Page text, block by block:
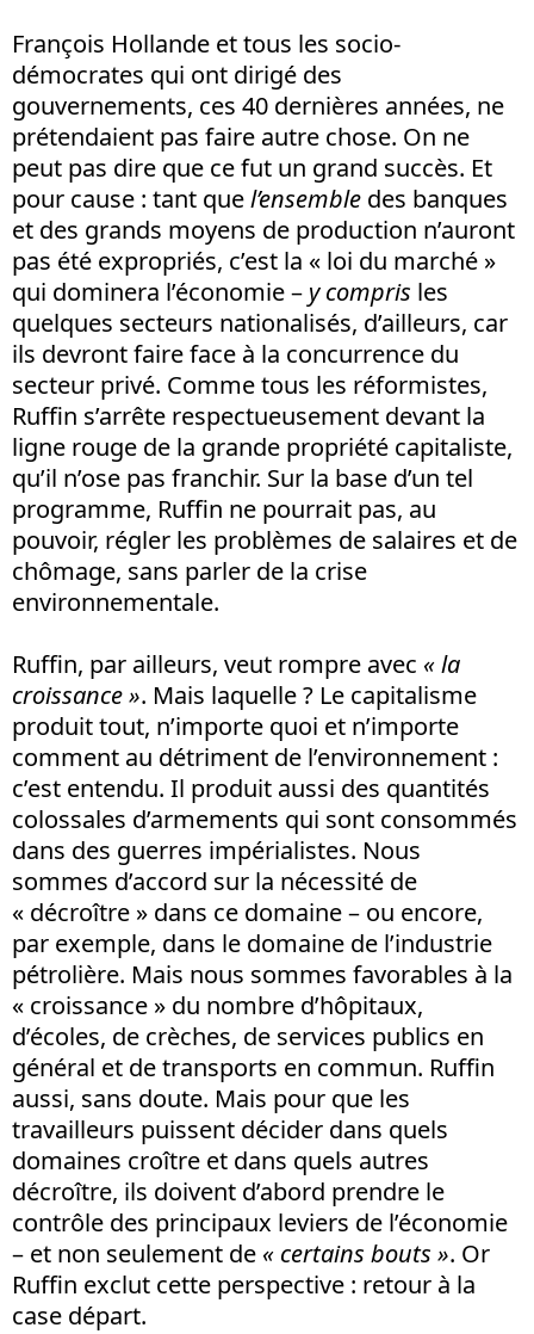
François Hollande et tous les socio-
démocrates qui ont dirigé des
gouvernements, ces 40 dernières années, ne
prétendaient pas faire autre chose. On ne
peut pas dire que ce fut un grand succès. Et
pour cause : tant quel’ensemble des banques
et des grands moyens de production n’auront
pas été expropriés, c’est la « loi du marché »
qui dominera l’économie – y compris les
quelques secteurs nationalisés, d’ailleurs, car
ils devront faire face à la concurrence du
secteur privé. Comme tous les réformistes,
Ruffin s’arrête respectueusement devant la
ligne rouge de la grande propriété capitaliste,
qu’il n’ose pas franchir. Sur la base d’un tel
programme, Ruffin ne pourrait pas, au
pouvoir, régler les problèmes de salaires et de
chômage, sans parler de la crise
environnementale.
Ruffin, par ailleurs, veut rompre avec « la
croissance ». Mais laquelle ? Le capitalisme
produit tout, n’importe quoi et n’importe
comment au détriment de l’environnement :
c’est entendu. Il produit aussi des quantités
colossales d’armements qui sont consommés
dans des guerres impérialistes. Nous
sommes d’accord sur la nécessité de
« décroître » dans ce domaine – ou encore,
par exemple, dans le domaine de l’industrie
pétrolière. Mais nous sommes favorables à la
« croissance » du nombre d’hôpitaux,
d’écoles, de crèches, de services publics en
général et de transports en commun. Ruffin
aussi, sans doute. Mais pour que les
travailleurs puissent décider dans quels
domaines croître et dans quels autres
décroître, ils doivent d’abord prendre le
contrôle des principaux leviers de l’économie
– et non seulement de « certains bouts ». Or
Ruffin exclut cette perspective : retour à la
case départ.